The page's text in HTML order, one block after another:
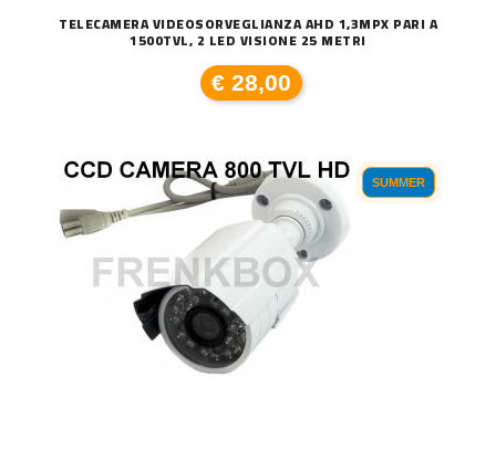
TELECAMERA VIDEOSORVEGLIANZA AHD 1,3MPX PARI A
1500TVL, 2 LED VISIONE 25 METRI
€ 28,00
SUMMER